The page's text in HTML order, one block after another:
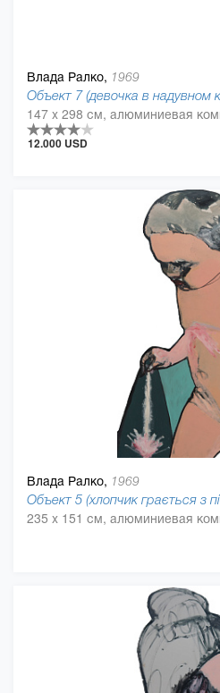
Влада Ралко, 1969
Объект 7 (девочка в надувном
12.000 USD
Влада Ралко, 1969
Объект 5 (хлопчик грається з